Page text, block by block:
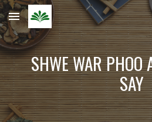
Skip to main content
SHWE WAR PHOO A KYAW PYAY
SAY